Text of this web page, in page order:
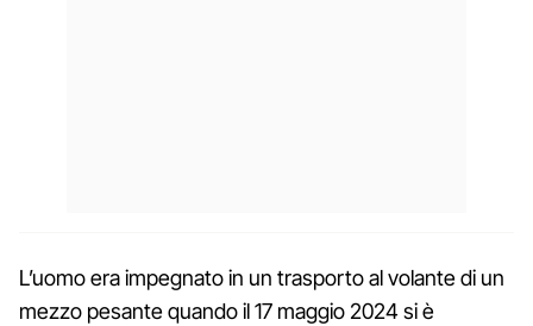
L’uomo era impegnato in un trasporto al volante di un
mezzo pesante quando il 17 maggio 2024 si è